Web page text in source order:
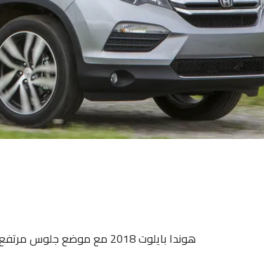
هوندا بايلوت 2018 مع